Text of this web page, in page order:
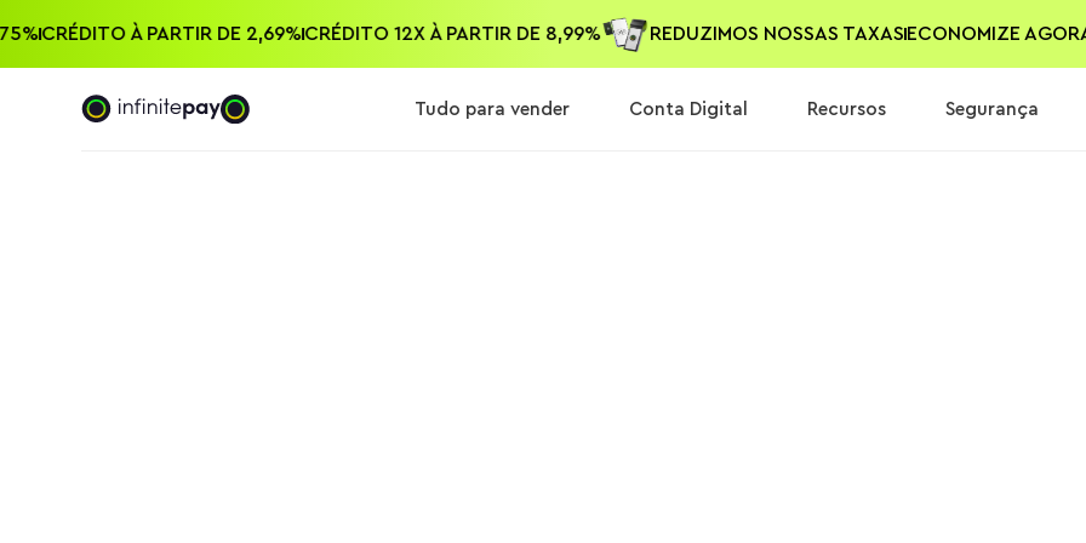
0,75% CRÉDITO À PARTIR DE 2,69%CRÉDITO 12X À PARTIR DE 8,99% REDUZIMOS NOSSAS TAXASECONOMIZE
Tudo para vender Conta Digital Recursos Segurança